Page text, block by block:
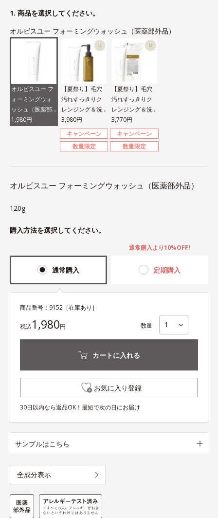
1. 商品を選択してください。
オルビスユー フォーミングウォッシュ（医薬部外品）
オルビスユー フ
ォーミングウォ
ッシュ（医薬部
外品）
1,980円
【夏祭り】毛穴
汚れすっきりク
レンジング＆洗
顔セット
3,980円
キャンペーン
数量限定
【夏祭り】毛穴
汚れすっきりク
レンジング＆洗
顔セット
3,770円
キャンペーン
数量限定
オルビスユー フォーミングウォッシュ（医薬部外品）
120g
購入方法を選択してください。
通常購入 定期購入
通常購入より10%OFF!
商品番号： 9152 ［在庫あり］
税込1,980円 数量
カートに入れる
お気に入り登録
30日以内なら返品OK！最短で次の日にお届け
サンプルはこちら
全成分表示